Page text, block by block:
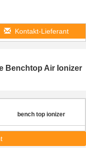
Kontakt-Lieferant
Benchtop Air Ionizer
bench top ionizer